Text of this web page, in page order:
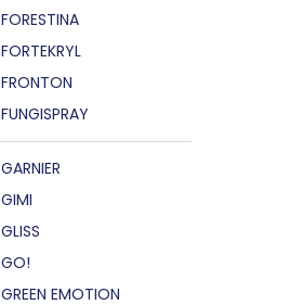
FORESTINA
FORTEKRYL
FRONTON
FUNGISPRAY
GARNIER
GIMI
GLISS
GO!
GREEN EMOTION